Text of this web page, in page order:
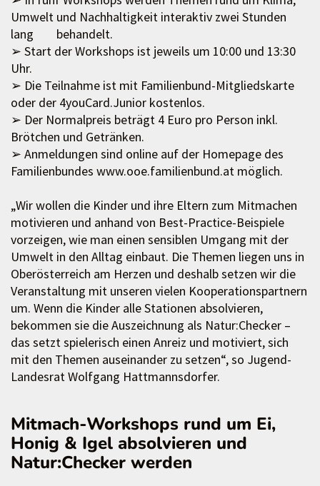
Umwelt und Nachhaltigkeit interaktiv zwei Stunden
lang behandelt.
➢ Start der Workshops ist jeweils um 10:00 und 13:30
Uhr.
➢ Die Teilnahme ist mit Familienbund-Mitgliedskarte
oder der 4youCard.Junior kostenlos.
➢ Der Normalpreis beträgt 4 Euro pro Person inkl.
Brötchen und Getränken.
➢ Anmeldungen sind online auf der Homepage des
Familienbundes www.ooe.familienbund.at möglich.
„Wir wollen die Kinder und ihre Eltern zum Mitmachen
motivieren und anhand von Best-Practice-Beispiele
vorzeigen, wie man einen sensiblen Umgang mit der
Umwelt in den Alltag einbaut. Die Themen liegen uns in
Oberösterreich am Herzen und deshalb setzen wir die
Veranstaltung mit unseren vielen Kooperationspartnern
um. Wenn die Kinder alle Stationen absolvieren,
bekommen sie die Auszeichnung als Natur:Checker –
das setzt spielerisch einen Anreiz und motiviert, sich
mit den Themen auseinander zu setzen“, so Jugend-
Landesrat Wolfgang Hattmannsdorfer.
Mitmach-Workshops rund um Ei,
Honig & Igel absolvieren und
Natur:Checker werden